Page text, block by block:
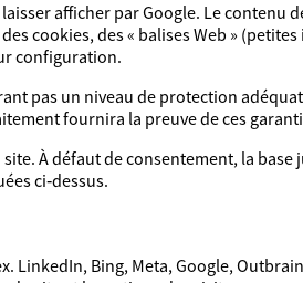
afficher par Google. Le contenu
cookies, des « balises Web »
configuration.
pas un niveau de protection
fournira la preuve de ces
À défaut de consentement, la
ci‑dessus.
LinkedIn, Bing, Meta, Google,